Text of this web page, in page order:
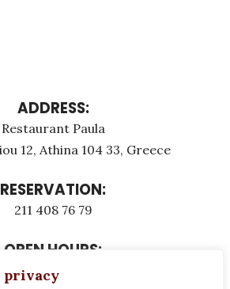
privacy
ADDRESS:
Restaurant Paula
12, Athina 104 33, Greece
RESERVATION:
211 408 76 79
OPEN HOURS:
- Τuesday: 12:00 - 23:00